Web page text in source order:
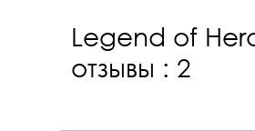
Legend of
отзывы : 2